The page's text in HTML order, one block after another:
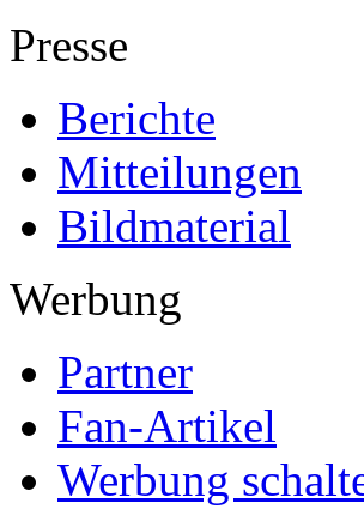
Presse
Berichte
Mitteilungen
Bildmaterial
Werbung
Partner
Fan-Artikel
Werbung